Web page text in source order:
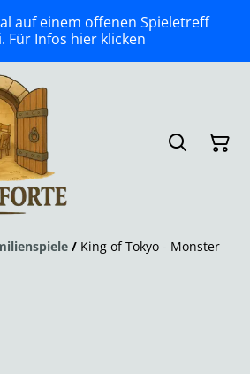
auf einem offenen Spieletreff
Für Infos hier klicken
/ King of Tokyo - Monster